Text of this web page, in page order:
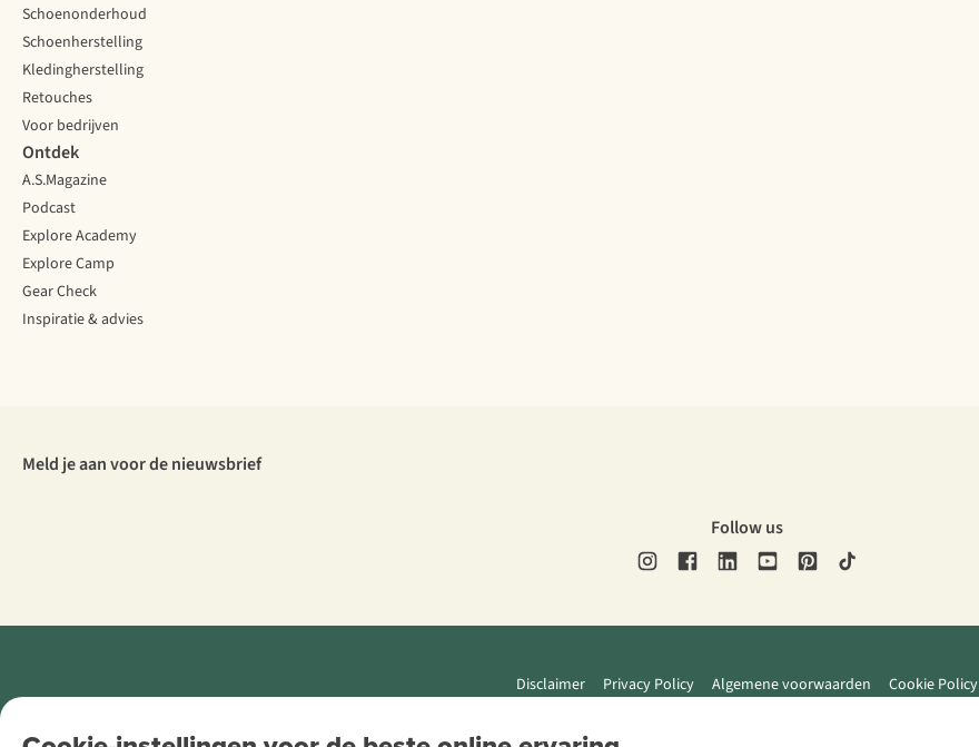
Schoenonderhoud
Schoenherstelling
Kledingherstelling
Retouches
Voor bedrijven
Ontdek
A.S.Magazine
Podcast
Explore Academy
Explore Camp
Gear Check
Inspiratie & advies
Meld je aan voor de nieuwsbrief
Follow us
Disclaimer Privacy Policy Algemene voorwaarden Cookie Policy
Retail Concepts